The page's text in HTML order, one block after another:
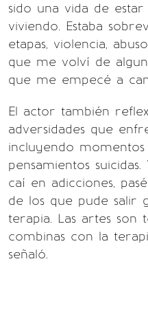
sido una vida de
viviendo. Estaba
etapas, violencia,
que me volví de
que me empecé a
El actor también
adversidades que
incluyendo
pensamientos
caí en adicciones,
de los que pude salir
terapia. Las artes son
combinas con la
señaló.